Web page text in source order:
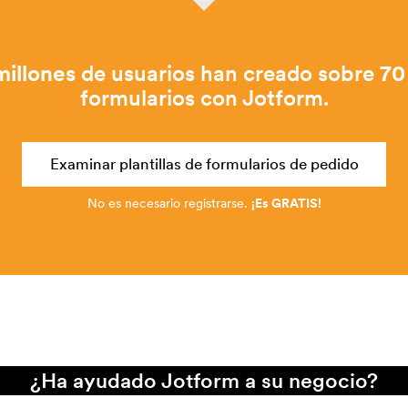
de usuarios han creado sobre
formularios con Jotform.
Examinar plantillas de formularios de pedido
No es necesario registrarse. ¡Es GRATIS!
¿Ha ayudado Jotform a su negocio?